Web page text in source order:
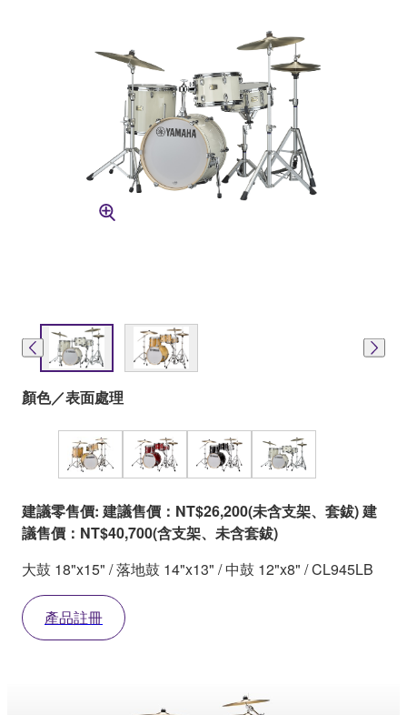
顏色／表面處理
建議零售價: 建議售價：NT$26,200(未含支架、套鈸) 建
議售價：NT$40,700(含支架、未含套鈸)
大鼓 18"x15" / 落地鼓 14"x13" / 中鼓 12"x8" / CL945LB
產品註冊